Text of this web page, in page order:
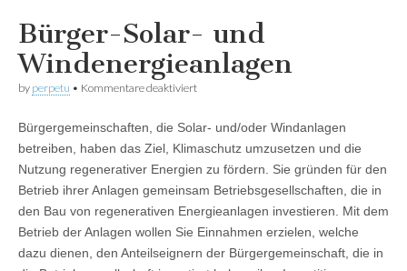
Bürger-Solar- und
Windenergieanlagen
by perpetu • Kommentare deaktiviertfür
und
Windenergieanlagen
Bürgergemeinschaften, die Solar- und/oder Windanlagen
betreiben, haben das Ziel, Klimaschutz umzusetzen und die
Nutzung regenerativer Energien zu fördern. Sie gründen für den
Betrieb ihrer Anlagen gemeinsam Betriebsgesellschaften, die in
den Bau von regenerativen Energieanlagen investieren. Mit dem
Betrieb der Anlagen wollen Sie Einnahmen erzielen, welche
dazu dienen, den Anteilseignern der Bürgergemeinschaft, die in